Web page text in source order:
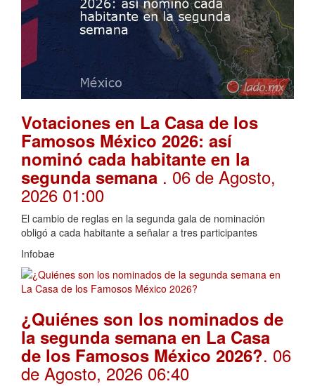
Votaciones en La Casa de los
Famosos México 2026: así
nominó cada habitante en la
segunda semana . 06 de Agosto,
2026 01:00
El cambio de reglas en la segunda gala de nominación
obligó a cada habitante a señalar a tres participantes
Infobae
¿Quiénes son los nominados de
la segunda semana en La Casa
de los Famosos México 2026?. 06
de Agosto, 2026 06:40